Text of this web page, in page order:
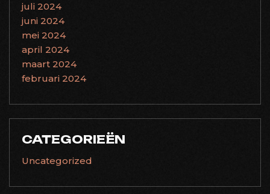
juli 2024
juni 2024
mei 2024
april 2024
maart 2024
februari 2024
CATEGORIEËN
Uncategorized